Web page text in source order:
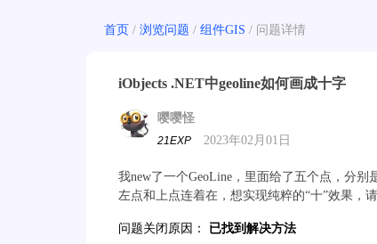
首页 / 浏览问题 / 组件GIS / 问题详情
iObjects .NET中geoline如何画成十字
嘤嘤怪
21EXP 2023年02月01日
我new了一个GeoLine，里面给了五个点，分别
左点和上点连着在，想实现纯粹的“十”效果，
问题关闭原因： 已找到解决方法